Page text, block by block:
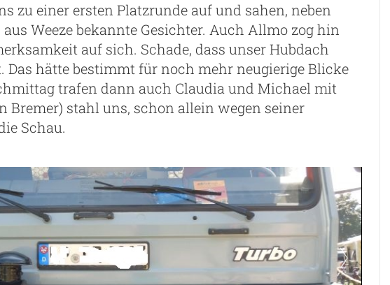
zu einer ersten Platzrunde auf und sahen, neben
Weeze bekannte Gesichter. Auch Allmo zog hin
auf sich. Schade, dass unser Hubdach
hätte bestimmt für noch mehr neugierige Blicke
trafen dann auch Claudia und Michael mit
Bremer) stahl uns, schon allein wegen seiner
Schau.